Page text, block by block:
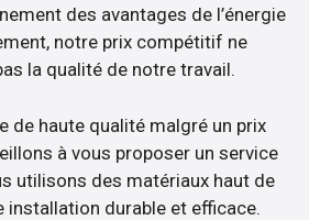
des avantages de l’énergie
notre prix compétitif ne
la qualité de notre travail.
de haute qualité malgré un prix
à vous proposer un service
utilisons des matériaux haut de
installation durable et efficace.